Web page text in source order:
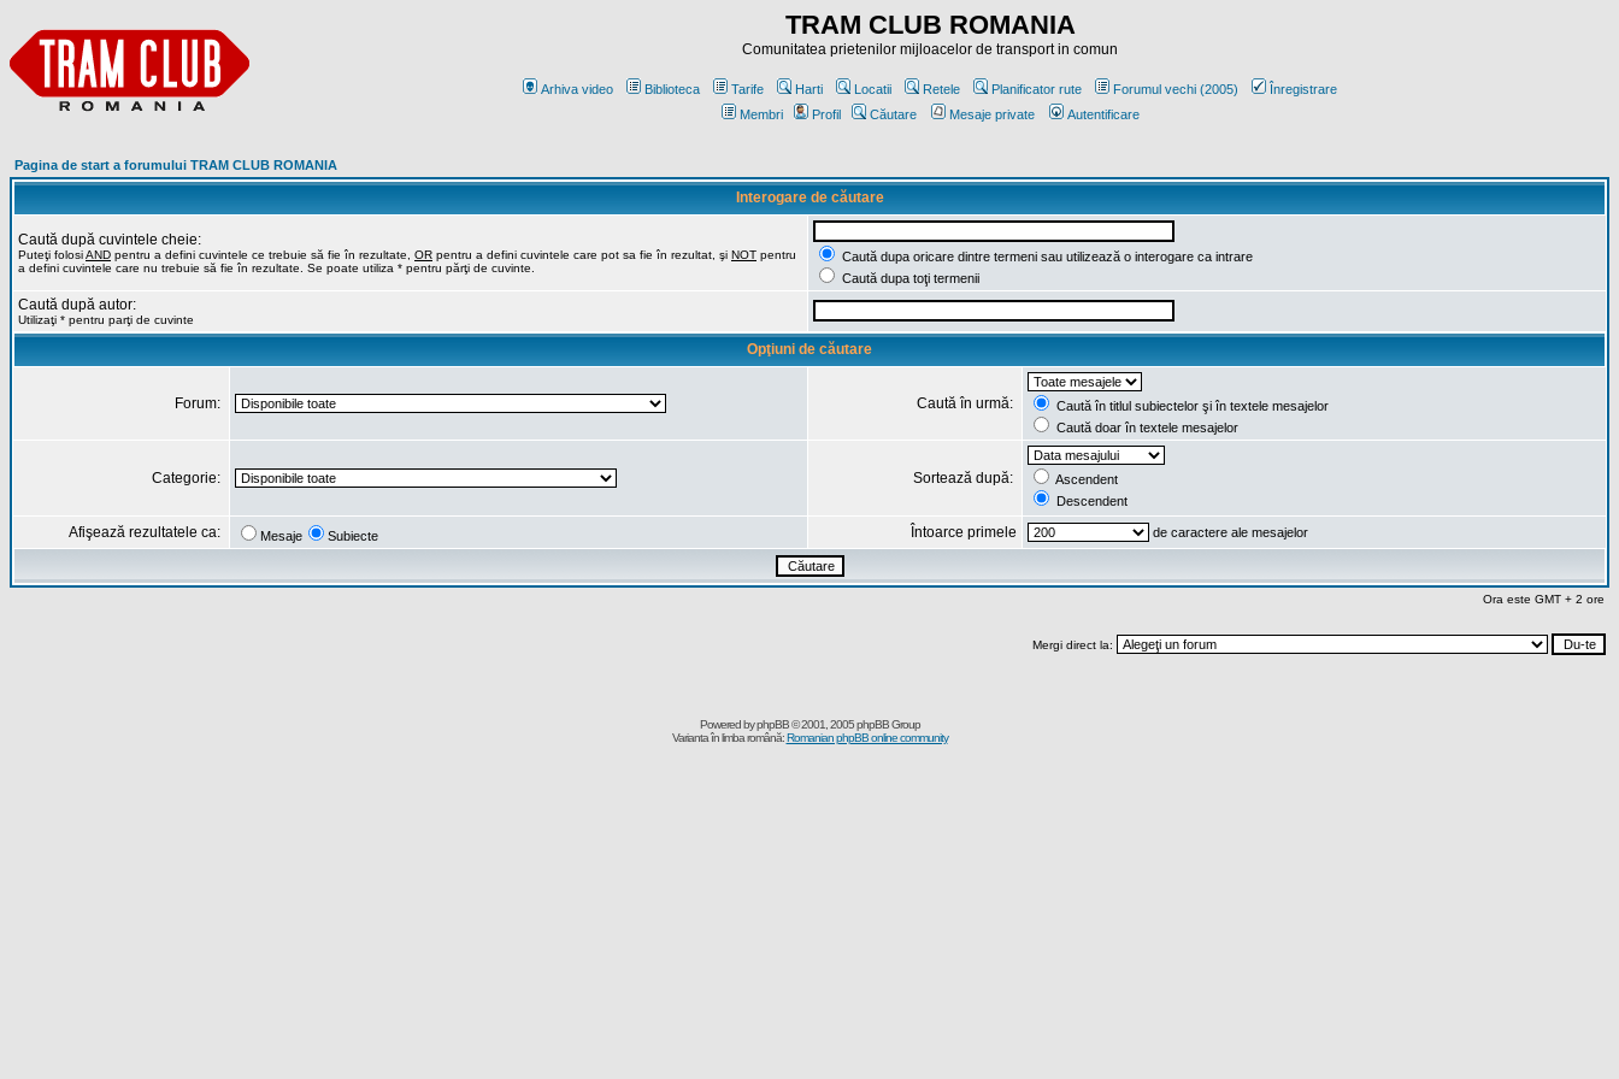
TRAM CLUB ROMANIA
Comunitatea prietenilor mijloacelor de transport in comun
Arhiva video Biblioteca Tarife Harti Locatii Retele Planificator rute Forumul vechi (2005)
Înregistrare
Membri
Profil Căutare Mesaje private Autentificare
Pagina de start a forumului TRAM CLUB ROMANIA
Interogare de căutare
Caută după cuvintele cheie:
Puteţi folosiAND pentru a defini cuvintele ce trebuie să fie în rezultate, OR pentru a defini cuvintele care pot sa fie în rezultat, şi NOT pentru
a defini cuvintele care nu trebuie să fie în rezultate. Se poate utiliza * pentru părţi de cuvinte.
Caută dupa oricare dintre termeni sau utilizează o interogare ca intrare
Caută dupa toţi termenii
Caută după autor:
Utilizaţi * pentru parţi de cuvinte
Opţiuni de căutare
Forum: Caută în urmă:
Caută în titlul subiectelor şi în textele mesajelor
Caută doar în textele mesajelor
Categorie: Sortează după:
Ascendent
Descendent
Afişează rezultatele ca: Mesaje Subiecte Întoarce primele de caractere ale mesajelor
Ora este GMT + 2 ore
Mergi direct la:
Powered byphpBB© 2001, 2005 phpBB Group
Varianta în limba română:Romanian phpBB online community